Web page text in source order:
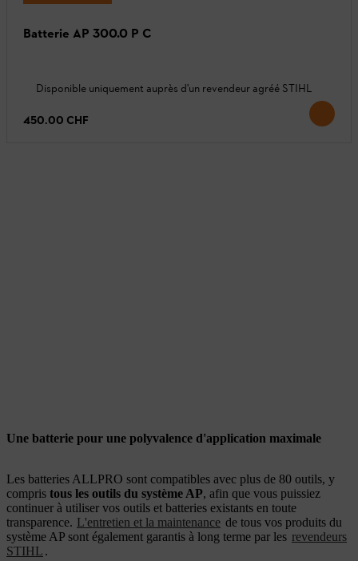
Batterie AP 300.0 P C
Disponible uniquement auprès d'un revendeur agréé STIHL
450.00 CHF
Une batterie pour une polyvalence d'application maximale
Les batteries ALLPRO sont compatibles avec plus de 80 outils, y
compris tous les outils du système AP, afin que vous puissiez
continuer à utiliser vos outils et batteries existants en toute
transparence. L'entretien et la maintenance de tous vos produits du
système AP sont également garantis à long terme par les revendeurs
STIHL .